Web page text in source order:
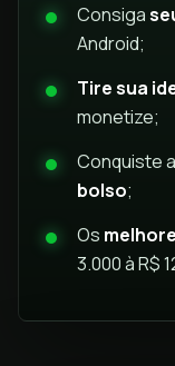
Consiga
Android;
Tire sua
monetize;
Conquiste
bolso;
Os
3.000 à R$